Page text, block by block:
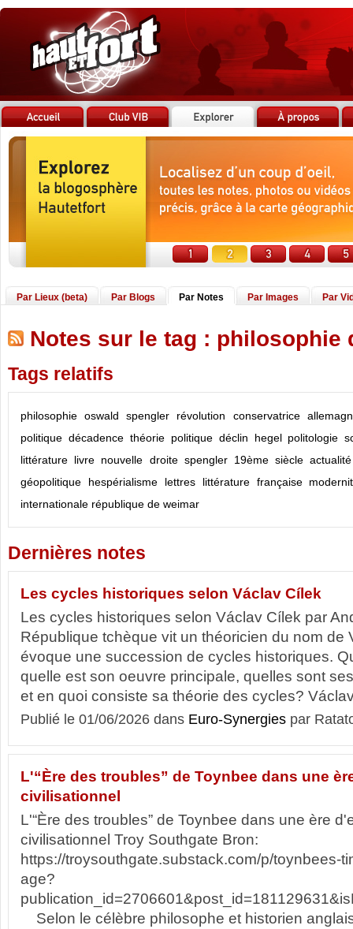
Par Lieux (beta) Par Blogs Par Notes Par Images Par
Notes sur le tag : philosophie
Tags relatifs
philosophie oswald spengler révolution conservatrice
politique décadence théorie politique déclin hegel politologie
littérature livre nouvelle droite spengler 19ème siècle actualité
géopolitique
hespérialisme lettres littérature française
internationale république de weimar
Dernières notes
Les cycles historiques selon Václav Cílek
Les cycles historiques selon Václav Cílek par
République tchèque vit un théoricien du nom de
évoque une succession de cycles historiques.
quelle est son oeuvre principale, quelles sont
et en quoi consiste sa théorie des cycles?
Publié le 01/06/2026 dans Euro-Synergies par
L'“Ère des troubles” de Toynbee dans une
civilisationnel
L'“Ère des troubles” de Toynbee dans une ère
civilisationnel Troy Southgate Bron:
https://troysouthgate.substack.com/p/toynbees-
age?
Selon le célèbre philosophe et historien